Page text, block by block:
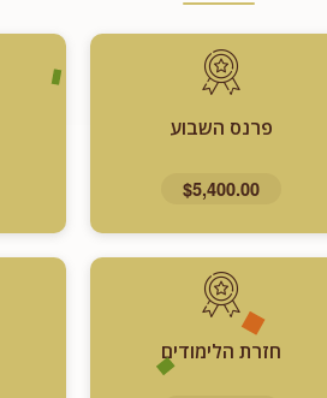
פרנס השבוע
$5,400.00
חזרת הלימודים